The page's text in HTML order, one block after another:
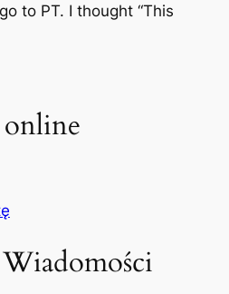
to PT. I thought “This
online